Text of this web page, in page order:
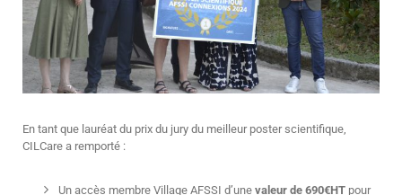
En tant que lauréat du prix du jury du meilleur poster scientifique,
CILCare a remporté :
Un accès membre Village AFSSI d’une valeur de 690€HT pour